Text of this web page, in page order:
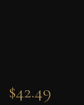
$42.49